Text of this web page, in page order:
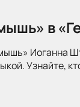
в
Иоганна
Узнайте,